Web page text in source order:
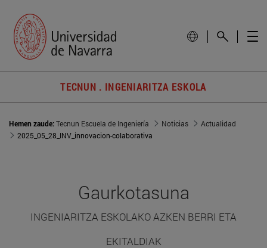
TECNUN . INGENIARITZA ESKOLA
Hemen zaude:Tecnun Escuela de Ingeniería Noticias
Actualidad
2025_05_28_INV_innovacion-colaborativa
Gaurkotasuna
INGENIARITZA ESKOLAKO AZKEN BERRI ETA
EKITALDIAK